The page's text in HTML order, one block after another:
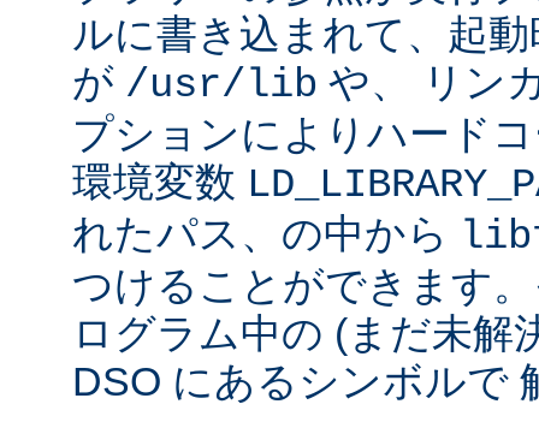
ルに書き込まれて、起
が /usr/lib や、 リン
プションによりハード
環境変数
れたパス、の中から
つけることができます
ログラム中の (まだ未解
DSO にあるシンボルで